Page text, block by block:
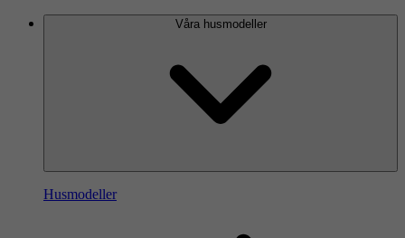
Våra husmodeller
Husmodeller